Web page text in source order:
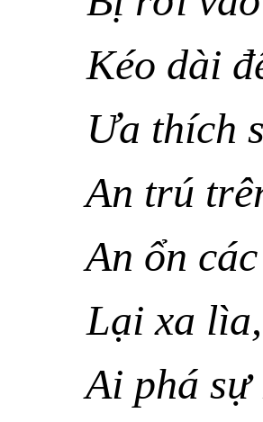
Kéo dài
Ưa thích
An trú
An ổn các
Lại xa
Ai phá sự